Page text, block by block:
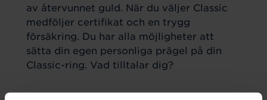
av återvunnet guld. När du väljer Classic
medföljer certifikat och en trygg
försäkring. Du har alla möjligheter att
sätta din egen personliga prägel på din
Classic-ring. Vad tilltalar dig?